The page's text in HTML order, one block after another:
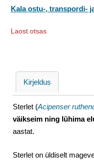
Kala ostu-, transpordi-
Laost otsas
Kirjeldus
Sterlet (Acipenser
väikseim ning lühima
aastat.
Sterlet on üldiselt